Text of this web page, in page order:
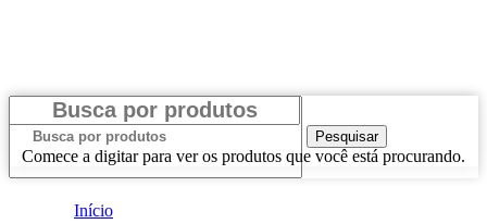
Comece a digitar para ver os produtos que você está procurando.
Pesquisar
Início